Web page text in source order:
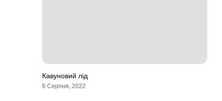
Кавуновий лід
6 Серпня, 2022